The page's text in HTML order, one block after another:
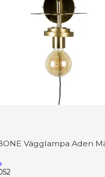
Vägglampa Aden